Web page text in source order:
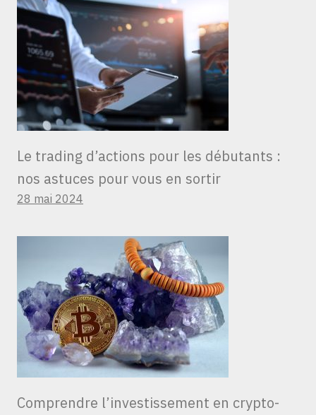
Le trading d’actions pour les débutants :
nos astuces pour vous en sortir
28 mai 2024
Comprendre l’investissement en crypto-